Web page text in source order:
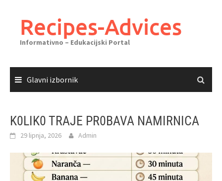
sadržajaRecipes-Advices
Informativno – Edukacijski Portal
Glavni izbornik
K0LIK0 TRAJE PR0BAVA NAMIRNICA
29 lipnja, 2026 Admin